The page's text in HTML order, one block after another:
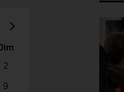
Dim
2
9